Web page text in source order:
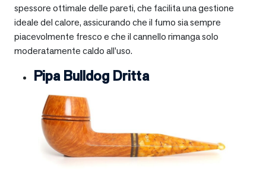
spessore ottimale delle pareti, che facilita una gestione
ideale del calore, assicurando che il fumo sia sempre
piacevolmente fresco e che il cannello rimanga solo
moderatamente caldo all’uso.
Pipa Bulldog Dritta